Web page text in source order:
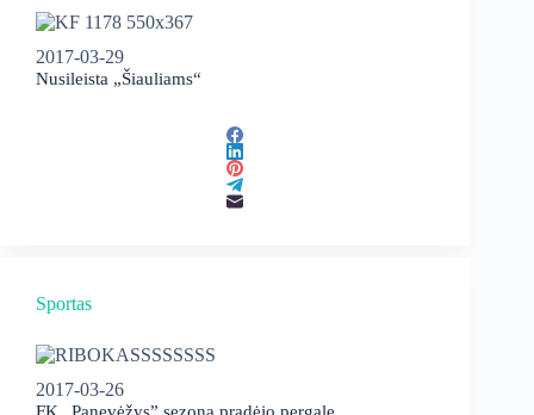
2017-03-29
Nusileista „Šiauliams“
Sportas
2017-03-26
FK „Panevėžys” sezoną pradėjo pergale